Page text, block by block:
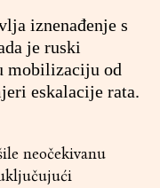
iznenađenje s
je ruski
mobilizaciju od
eskalacije rata.
neočekivanu